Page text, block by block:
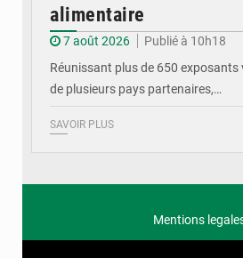
alimentaire
7 août 2026
Publié à 10h18
Réunissant plus de 650 exposants
de plusieurs pays partenaires,…
SAVOIR PLUS
Mentions